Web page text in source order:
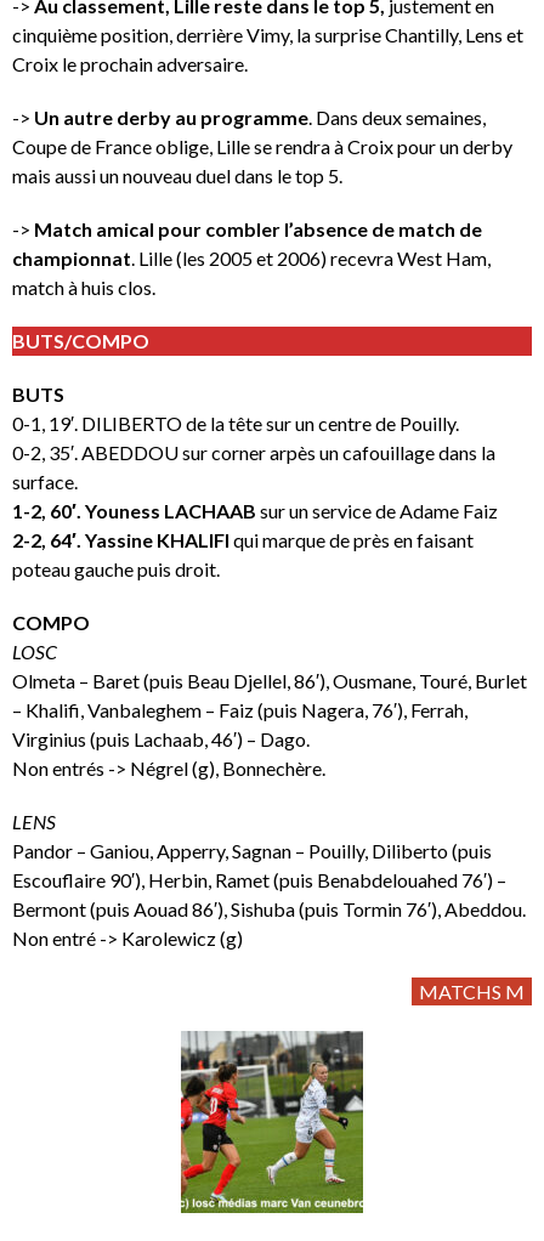
-> Au classement, Lille reste dans le top 5, justement en
cinquième position, derrière Vimy, la surprise Chantilly, Lens et
Croix le prochain adversaire.
-> Un autre derby au programme . Dans deux semaines,
Coupe de France oblige, Lille se rendra à Croix pour un derby
mais aussi un nouveau duel dans le top 5.
-> Match amical pour combler l’absence de match de
championnat . Lille (les 2005 et 2006) recevra West Ham,
match à huis clos.
BUTS/COMPO
BUTS
0-1, 19′. DILIBERTO de la tête sur un centre de Pouilly.
0-2, 35′. ABEDDOU sur corner arpès un cafouillage dans la
surface.
1-2, 60′. Youness LACHAAB sur un service de Adame Faiz
2-2, 64′. Yassine KHALIFI qui marque de près en faisant
poteau gauche puis droit.
COMPO
LOSC
Olmeta – Baret (puis Beau Djellel, 86′), Ousmane, Touré, Burlet
– Khalifi, Vanbaleghem – Faiz (puis Nagera, 76′), Ferrah,
Virginius (puis Lachaab, 46′) – Dago.
Non entrés -> Négrel (g), Bonnechère.
LENS
Pandor – Ganiou, Apperry, Sagnan – Pouilly, Diliberto (puis
Escouflaire 90′), Herbin, Ramet (puis Benabdelouahed 76′) –
Bermont (puis Aouad 86′), Sishuba (puis Tormin 76′), Abeddou.
Non entré -> Karolewicz (g)
MATCHS M